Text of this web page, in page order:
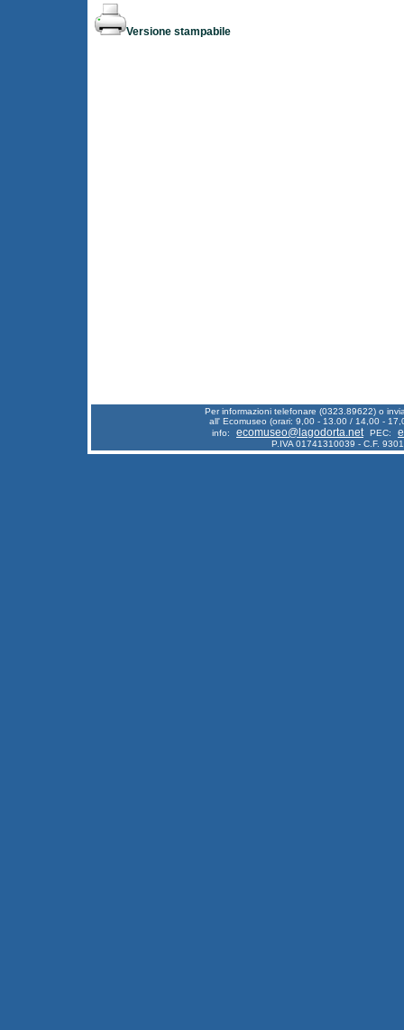
Versione stampabile
Per informazioni telefonare (0323.89622) o
all' Ecomuseo (orari: 9,00 - 13.00 / 14,00 -
info:
ecomuseo@lagodorta.net PEC:
P.IVA 01741310039 - C.F.